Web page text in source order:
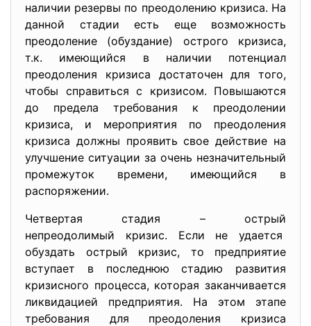
наличии резервы по преодолению кризиса. На
данной стадии есть еще возможность
преодоление (обуздание) острого кризиса,
т.к. имеющийся в наличии потенциал
преодоления кризиса достаточен для того,
чтобы справиться с кризисом. Повышаются
до предела требования к преодолении
кризиса, и мероприятия по преодоления
кризиса должны проявить свое действие на
улучшение ситуации за очень незначительный
промежуток времени, имеющийся в
распоряжении.
Четвертая стадия – острый
непреодолимый кризис. Если не удается
обуздать острый кризис, то предприятие
вступает в последнюю стадию развития
кризисного процесса, которая заканчивается
ликвидацией предприятия. На этом этапе
требования для преодоления кризиса